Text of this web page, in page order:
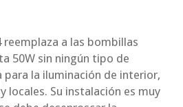
reemplaza a las bombillas
50W sin ningún tipo de
para la iluminación de interior,
locales. Su instalación es muy